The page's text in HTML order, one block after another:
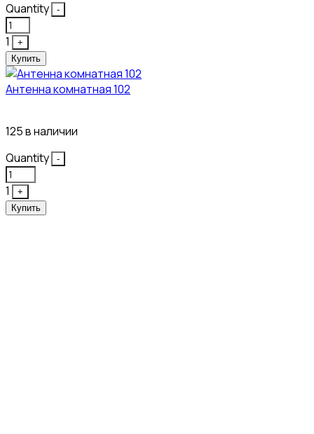
Quantity
-
1
+
Купить
Антенна комнатная 102
125 в наличии
Quantity
-
1
+
Купить